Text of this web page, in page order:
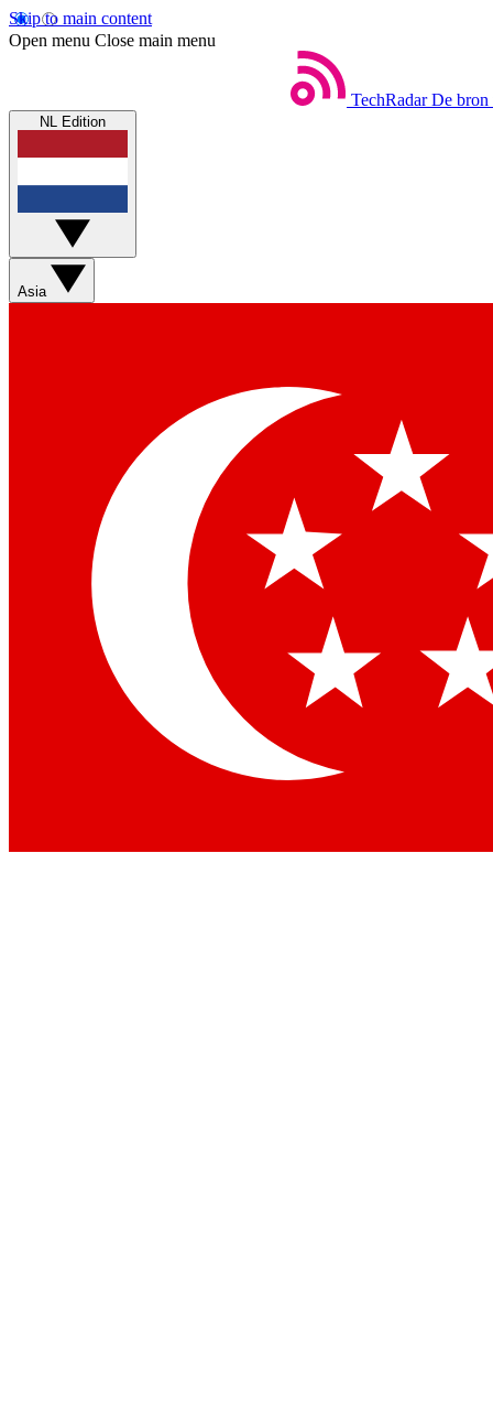
Skip to main content
Open menu Close main menu
TechRadar De bron
NL Edition
Asia